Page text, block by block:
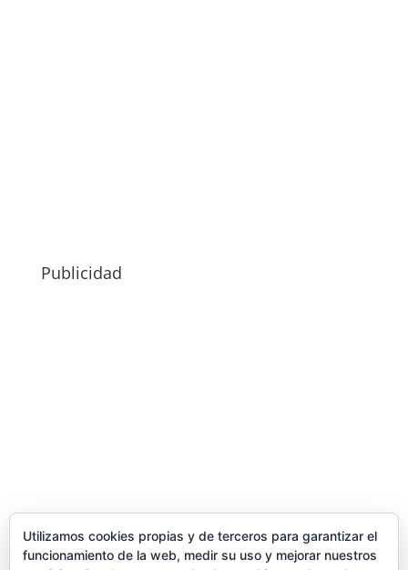
Publicidad
Utilizamos cookies propias y de terceros para garantizar el
funcionamiento de la web, medir su uso y mejorar nuestros